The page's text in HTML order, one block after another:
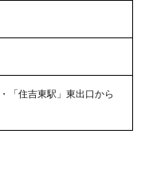
「住吉東駅」東出口から